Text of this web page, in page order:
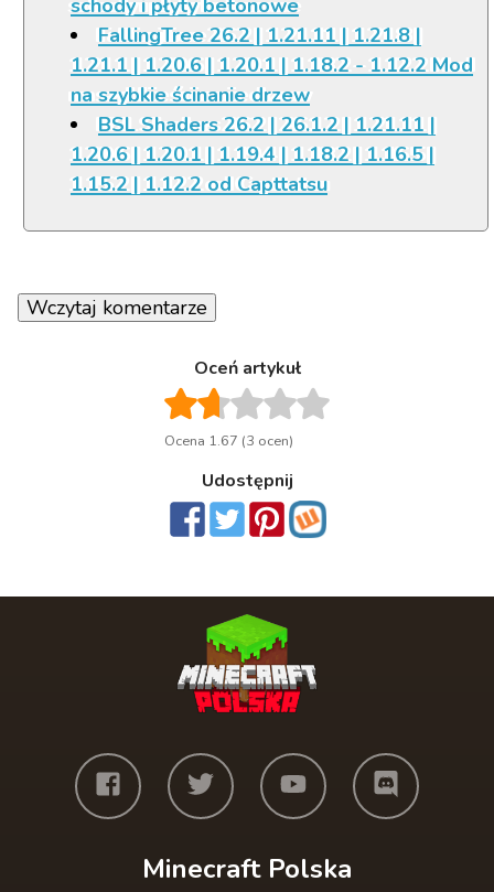
FallingTree 26.2 | 1.21.11 | 1.21.8 |
1.21.1 | 1.20.6 | 1.20.1 | 1.18.2 - 1.12.2 Mod
na szybkie ścinanie drzew
BSL Shaders 26.2 | 26.1.2 | 1.21.11 |
1.20.6 | 1.20.1 | 1.19.4 | 1.18.2 | 1.16.5 |
1.15.2 | 1.12.2 od Capttatsu
Wczytaj komentarze
Oceń artykuł
Ocena 1.67 (3 ocen)
Udostępnij
Minecraft Polska